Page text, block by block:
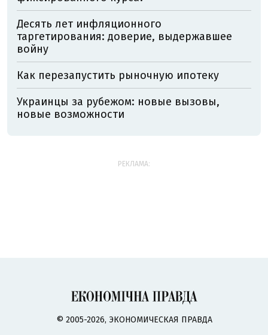
Десять лет инфляционного
таргетирования: доверие, выдержавшее
войну
Как перезапустить рыночную ипотеку
Украинцы за рубежом: новые вызовы,
новые возможности
РЕКЛАМА:
© 2005-2026, ЭКОНОМИЧЕСКАЯ ПРАВДА